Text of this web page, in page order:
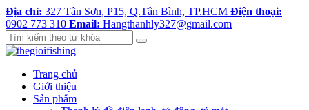
Địa chỉ: 327 Tân Sơn, P15, Q.Tân Bình, TP.HCM Điện thoại:
0902 773 310 Email: Hangthanhly327@gmail.com
Trang chủ
Giới thiệu
Sản phẩm